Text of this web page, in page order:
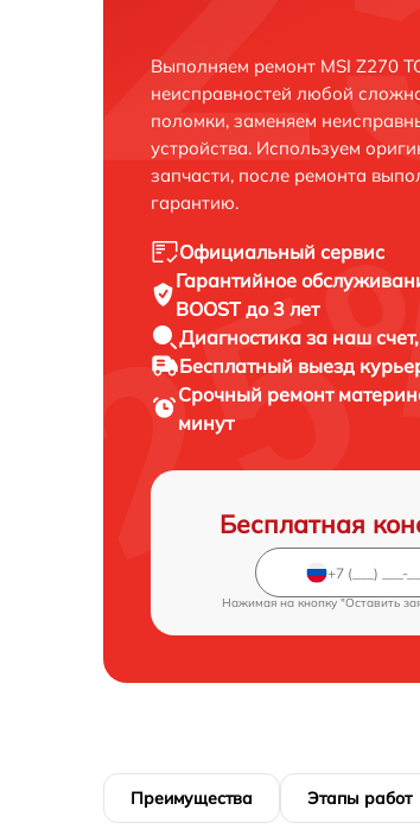
Выполняем ремонт MSI Z270
неисправностей любой
поломки, заменяем
устройства. Используем
запчасти, после ремонта
гарантию.
Официальный сервис
Гарантийное
BOOST до 3 лет
Диагностика за наш счет,
Бесплатный выезд
Срочный ремонт
минут
Бесплатная
Нажимая на кнопку "Оставить
Преимущества Этапы работ